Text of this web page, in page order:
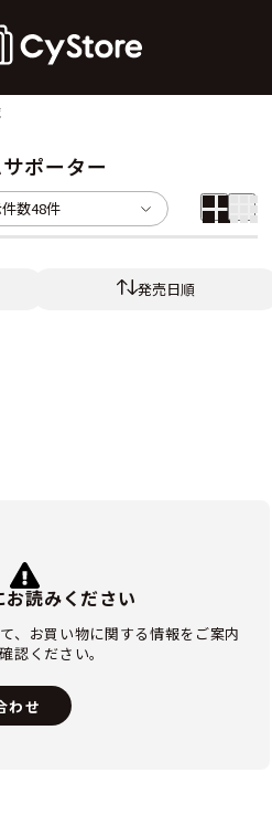
ポーター
数48件
発売日順
お読みください
、お買い物に関する情報をご案内
認ください。
わせ